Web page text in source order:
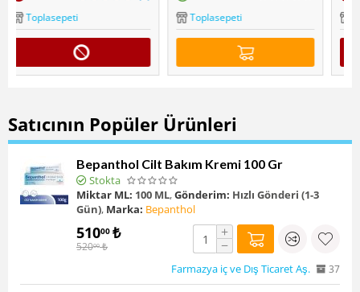
Özü 300 Gr
Toplasepeti Toplasepeti
Satıcının Popüler Ürünleri
Bepanthol Cilt Bakım Kremi 100 Gr
Stokta
Miktar ML: 100 ML,Gönderim: Hızlı Gönderi (1-3
Gün), Marka: Bepanthol
51000 ₺
52000 ₺
+
−
Farmazya iç ve Dış Ticaret Aş. 37